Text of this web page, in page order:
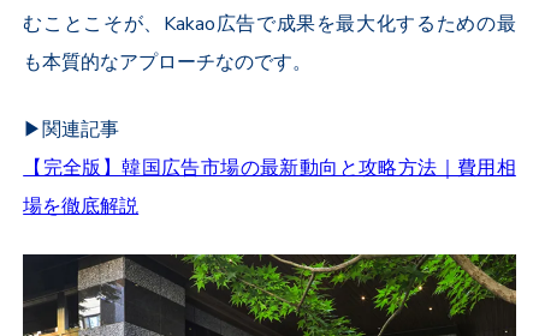
むことこそが、 Kakao広告で成果を最大化するための最
も本質的なアプローチなのです。
▶︎関連記事
【完全版】韓国広告市場の最新動向と攻略方法｜費用相
場を徹底解説